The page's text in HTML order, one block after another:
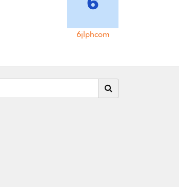
6jlphcom